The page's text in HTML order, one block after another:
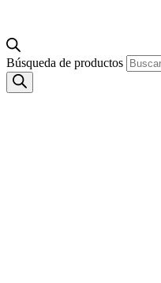
Búsqueda de productos